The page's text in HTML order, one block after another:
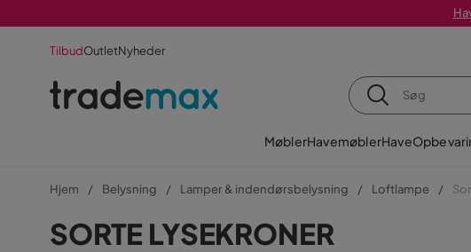
TilbudOutletNyheder
MøblerHavemøblerHave
Hjem Belysning Lamper & indendørsbelysning Loftlampe
SORTE LYSEKRONER